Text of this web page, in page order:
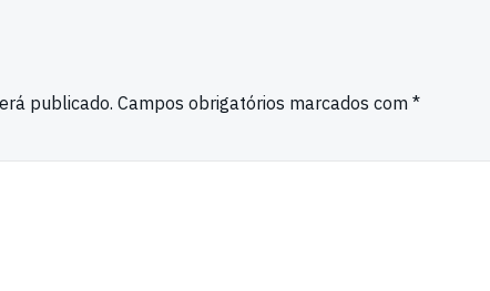
publicado. Campos obrigatórios marcados com *